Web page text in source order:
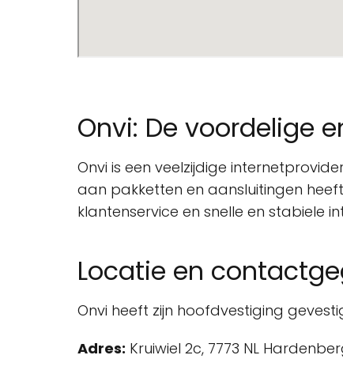
Onvi: De voordelige
Onvi is een veelzijdige
aan pakketten en aansluitingen
klantenservice en snelle en stabiele
Locatie en
Onvi heeft zijn hoofdvestiging
Adres: Kruiwiel 2c, 7773 NL